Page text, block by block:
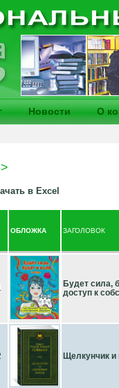
Новости О
в Excel
ОБЛОЖКА ЗАГОЛОВОК
Будет сила,
доступ к
Щелкунчик